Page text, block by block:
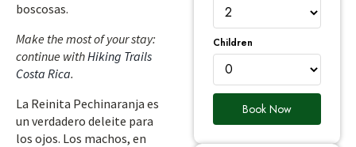
boscosas.
Make the most of your stay:
continue withHiking Trails
Costa Rica.
La Reinita Pechinaranja es
un verdadero deleite para
los ojos. Los machos, en
Children
Book Now